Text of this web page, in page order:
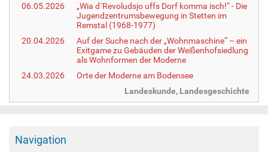
06.05.2026
„Wia d´Revoludsjo uffs Dorf komma isch!“ - Die
Jugendzentrumsbewegung in Stetten im
Remstal (1968-1977)
20.04.2026
Auf der Suche nach der „Wohnmaschine“ – ein
Exitgame zu Gebäuden der Weißenhofsiedlung
als Wohnformen der Moderne
24.03.2026
Orte der Moderne am Bodensee
Landeskunde, Landesgeschichte
Navigation